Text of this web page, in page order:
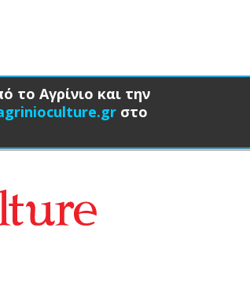
το Αγρίνιο και την
στο